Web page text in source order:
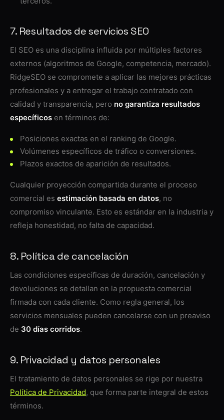
7. Resultados de servicios SEO
El SEO es una disciplina influida por múltiples factores
externos (algoritmos de Google, competencia, mercado).
RidgeSEO se compromete a aplicar las mejores prácticas
profesionales y a entregar el trabajo contratado con
calidad y transparencia, pero no garantiza resultados
específicos en términos de:
Posiciones exactas en el ranking de Google.
Volúmenes específicos de tráfico o conversiones.
Plazos exactos de aparición de resultados.
Cualquier proyección compartida durante el proceso
comercial es estimación basada en datos, no
compromiso vinculante. Esto es estándar en la industria y
refleja honestidad, no falta de capacidad.
8. Política de cancelación
Las condiciones específicas de duración, cancelación y
devoluciones se detallan en la propuesta comercial
firmada con cada cliente. Como regla general, los
servicios mensuales pueden cancelarse con un preaviso
de 30 días corridos.
9. Privacidad y datos personales
El tratamiento de datos personales se rige por nuestra
Política de Privacidad, que forma parte integral de estos
términos.